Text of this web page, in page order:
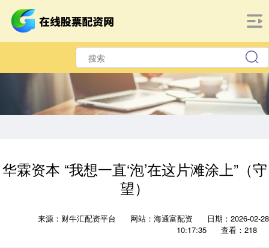
华霖资本 “我想一直‘泡’在这片滩涂上”（守
望）
来源：财牛汇配资平台 网站：海通富配资
日期：2026-02-28
10:17:35
查看：218